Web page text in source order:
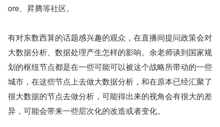
ore、昇腾等社区。
有对东数西算的话题感兴趣的观众，在直播间提问政策会对
大数据分析、数据处理产生怎样的影响。余老师谈到国家规
划的枢纽节点都是在一些可能可以被这个战略所带动的一些
城市，在这些节点上去做大数据分析，和在原本已经汇聚了
很大数据的节点去做分析，可能得出来的视角会有很大的差
异，可能会带来一些层次化的改造或者变化。